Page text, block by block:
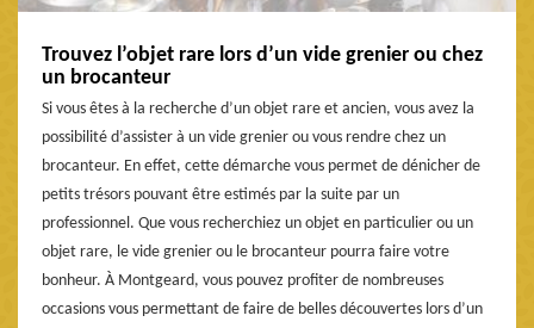
Trouvez l’objet rare lors d’un vide grenier ou chez
un brocanteur
Si vous êtes à la recherche d’un objet rare et ancien, vous avez la
possibilité d’assister à un vide grenier ou vous rendre chez un
brocanteur. En effet, cette démarche vous permet de dénicher de
petits trésors pouvant être estimés par la suite par un
professionnel. Que vous recherchiez un objet en particulier ou un
objet rare, le vide grenier ou le brocanteur pourra faire votre
bonheur. À Montgeard, vous pouvez profiter de nombreuses
occasions vous permettant de faire de belles découvertes lors d’un